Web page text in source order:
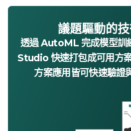
議題驅動的
透過AutoML 完成模型訓
Studio 快速打包成可用方
方案應用皆可快速驗證